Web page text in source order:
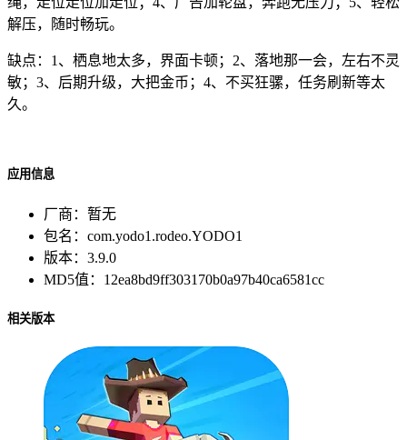
解压，随时畅玩。
缺点：1、栖息地太多，界面卡顿；2、落地那一会，左右不灵
敏；3、后期升级，大把金币；4、不买狂骡，任务刷新等太
久。
应用信息
厂商： 暂无
包名： com.yodo1.rodeo.YODO1
版本： 3.9.0
MD5值： 12ea8bd9ff303170b0a97b40ca6581cc
相关版本